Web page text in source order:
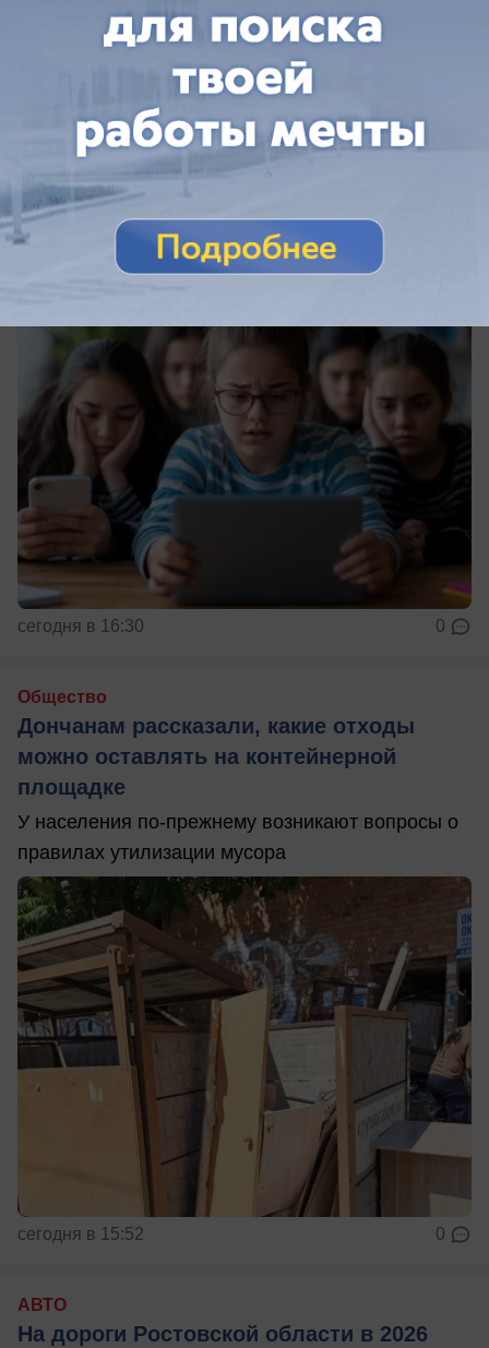
сегодня в 16:45
Родителям дали советы по защите детей
от онлайн‑мошенников в играх и
соцсетях
На летних каникулах злоумышленники
активизируются
сегодня в 16:30 0
Общество
Дончанам рассказали, какие отходы
можно оставлять на контейнерной
площадке
У населения по-прежнему возникают вопросы о
правилах утилизации мусора
сегодня в 15:52 0
АВТО
На дороги Ростовской области в 2026